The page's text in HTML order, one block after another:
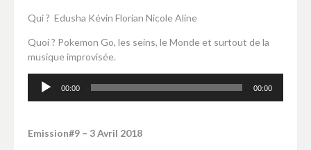
Qui ? Edusha Kévin Florian Nicole Aline
Quoi ? Pokemon Go, les seins, le Monde et surtout de la
musique improvisée.
Lecteur
audio
00:00 00:00
Emission#9 – 3 Avril 2018